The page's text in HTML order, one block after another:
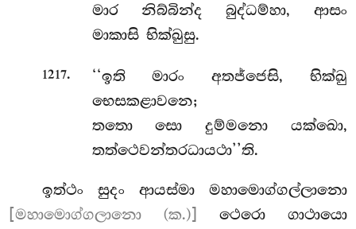
මාර නිබ්බින්ද බුද්ධම්හා, ආසං
මාකාසි භික්ඛුසු.
1217. ‘‘ඉතිමාරං අතජ්ජෙසි, භික්ඛු
භෙසකළාවනෙ;
තතො සො දුම්මනො යක්ඛො,
තත්ථෙවන්තරධායථා’’ති.
ඉත්ථං සුදං ආයස්මා මහාමොග්ගල්ලානො
[මහාමොග්ගලානො (ක.)]
ථෙරො ගාථායො